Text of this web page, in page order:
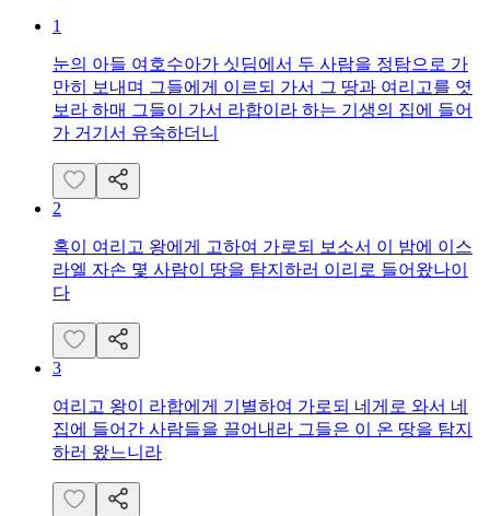
1
눈의 아들 여호수아가 싯딤에서 두 사람을 정탐으로 가
만히 보내며 그들에게 이르되 가서 그 땅과 여리고를 엿
보라 하매 그들이 가서 라합이라 하는 기생의 집에 들어
가 거기서 유숙하더니
2
혹이 여리고 왕에게 고하여 가로되 보소서 이 밤에 이스
라엘 자손 몇 사람이 땅을 탐지하러 이리로 들어왔나이
다
3
여리고 왕이 라합에게 기별하여 가로되 네게로 와서 네
집에 들어간 사람들을 끌어내라 그들은 이 온 땅을 탐지
하러 왔느니라